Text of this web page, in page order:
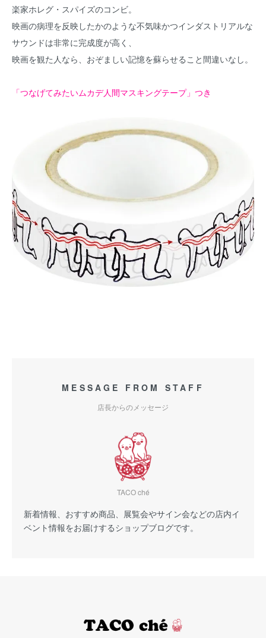
楽家ホレグ・スパイズのコンビ。
映画の病理を反映したかのような不気味かつインダストリアルな
サウンドは非常に完成度が高く、
映画を観た人なら、おぞましい記憶を蘇らせること間違いなし。
「つなげてみたいムカデ人間マスキングテープ」つき
MESSAGE FROM STAFF
店長からのメッセージ
TACO ché
新着情報、おすすめ商品、展覧会やサイン会などの店内イ
ベント情報をお届けするショップブログです。